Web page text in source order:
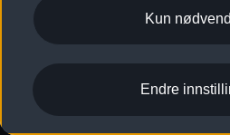
Kun
Endre